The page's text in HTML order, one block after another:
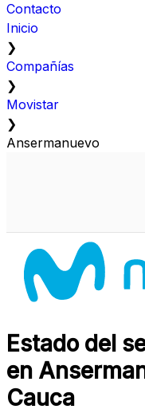
Contacto
Inicio
❯
Compañías
❯
Movistar
❯
Ansermanuevo
Estado del
en
Cauca